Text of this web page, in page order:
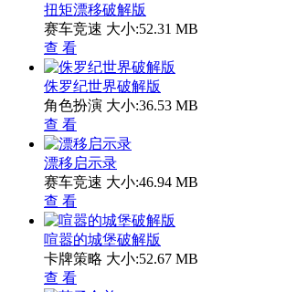
扭矩漂移破解版
赛车竞速 大小:52.31 MB
查 看
侏罗纪世界破解版
角色扮演 大小:36.53 MB
查 看
漂移启示录
赛车竞速 大小:46.94 MB
查 看
喧嚣的城堡破解版
卡牌策略 大小:52.67 MB
查 看